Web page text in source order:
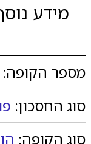
מידע
מספר הקופה:
סוג החסכון:
סוג הקופה: